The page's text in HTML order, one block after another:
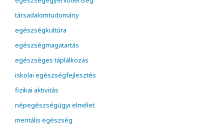
társadalomtudomány
egészségkultúra
egészségmagatartás
egészséges táplálkozás
iskolai egészségfejlesztés
fizikai aktivitás
népegészségügyi elmélet
mentális egészség